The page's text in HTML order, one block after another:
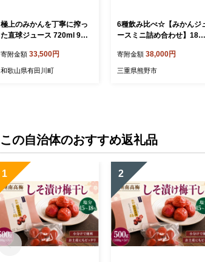
極上のみかんを丁寧に搾っ
た直球ジュース 720ml 9本
寄附金額 33,500円
和歌山県有田川町
6種飲み比べ☆【みかんジ
ースミニ詰め合わせ】180m
00% オレンジジュース ギフ
ト プレゼント 贈答用 三重
寄附金額 38,000円
三重県熊野市
この自治体のおすすめ返礼品
1 2